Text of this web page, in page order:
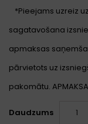
*Pieejams uzreiz
sagatavošana
apmaksas
pārvietots uz
pakomātu. APMAKSA
Daudzums